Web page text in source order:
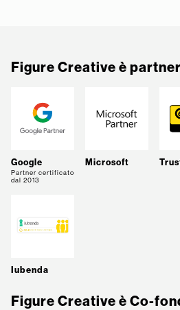
Figure Creative è
Google
Partner certificato
dal 2013
Microsoft
Iubenda
Figure Creative è Co-